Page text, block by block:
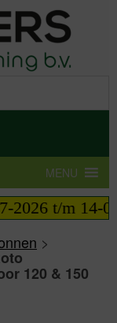
MENU
t/m 14-08-
>
120 & 150